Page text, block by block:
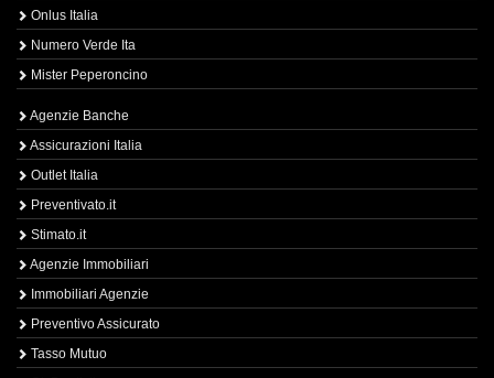
Onlus Italia
Numero Verde Ita
Mister Peperoncino
Agenzie Banche
Assicurazioni Italia
Outlet Italia
Preventivato.it
Stimato.it
Agenzie Immobiliari
Immobiliari Agenzie
Preventivo Assicurato
Tasso Mutuo